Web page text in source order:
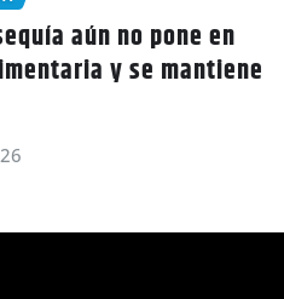
desaloja a
El Tulito, Choluteca